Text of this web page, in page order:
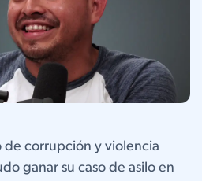
de corrupción y violencia
ganar su caso de asilo en